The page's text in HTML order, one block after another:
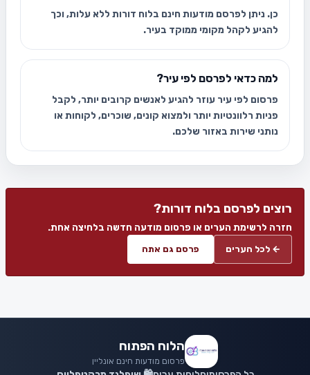
כן. ניתן לפרסם מודעות חינם בלוח דורות ללא עלות, וכך
להגיע לקהל מקומי ממוקד בעיר.
למה כדאי לפרסם לפי עיר?
פרסום לפי עיר עוזר להגיע לאנשים קרובים יותר, לקבל
פניות רלוונטיות יותר ולמצוא קונים, שוכרים, לקוחות או
נותני שירות באזור שלכם.
רוצים לפרסם בלוח דורות?
חזרה לרשימת הערים או פרסום מודעה חדשה בלחיצה אחת.
← לכל הערים פרסם גם אתה
הלוח הפתוח
פרסום מודעות חינם אונליין